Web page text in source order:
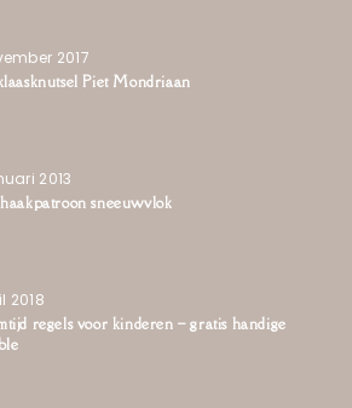
2017
Piet Mondriaan
2013
sneeuwvlok
2018
regels voor kinderen – gratis handige